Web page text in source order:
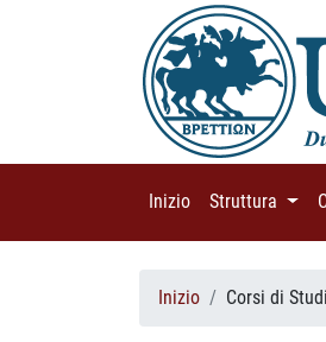
Inizio (current)
Struttura
Inizio Corsi di